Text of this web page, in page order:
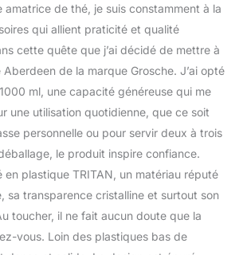
peasy-1-2-3 Grande taille
est un produit certifié B
Corporation, qui est la
plus haute certification
pour un business qui fait
du bien social avec ses
profits. Apprenez plus
loin en visitant leur site
produit créera également
5 jours de boisson sûre
pour une personne en
nécessité par le grand
plus d'informations,
amatrice de thé, je suis constamment à la
qui allient praticité et qualité
cette quête que j’ai décidé de mettre à
Aberdeen de la marque Grosche. J’ai opté
ml, une capacité généreuse qui me
une utilisation quotidienne, que ce soit
personnelle ou pour servir deux à trois
le produit inspire confiance.
en plastique TRITAN, un matériau réputé
sa transparence cristalline et surtout son
toucher, il ne fait aucun doute que la
vous. Loin des plastiques bas de